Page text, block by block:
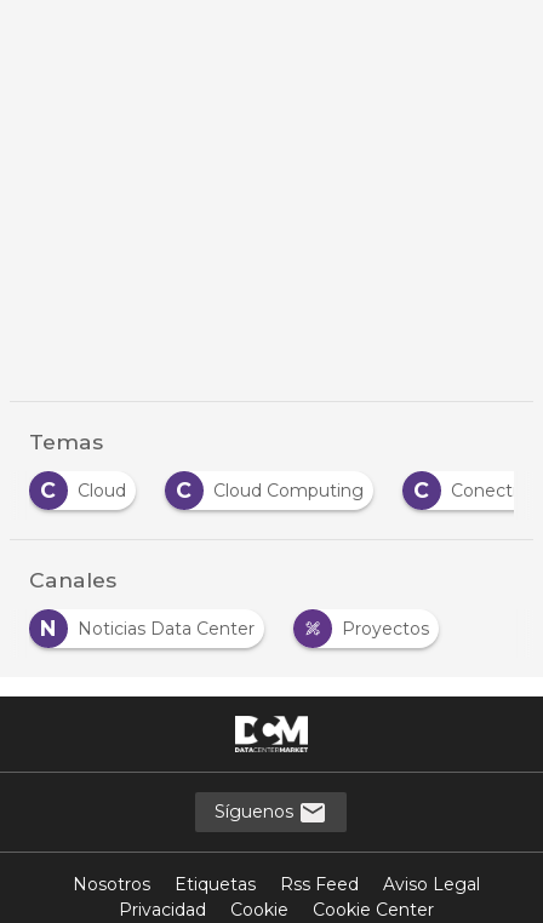
Temas
C
Cloud C Cloud Computing C
Canales
N
Noticias Data Center
Proyectos
Síguenos
Nosotros Etiquetas Rss Feed
Aviso Legal
Privacidad
Cookie Cookie Center